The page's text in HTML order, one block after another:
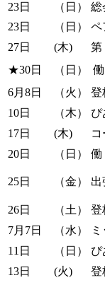
23日
（日） 総
23日
（日） ペ
27日
(木) 第
★30日
（日）
6月8日
（火） 登
10日
（木） ぴ
17日
(木)
20日
（日） 働
25日 （金）
26日
（土） 登
7月7日
（水）
11日
（日） ぴ
13日
(火) 登